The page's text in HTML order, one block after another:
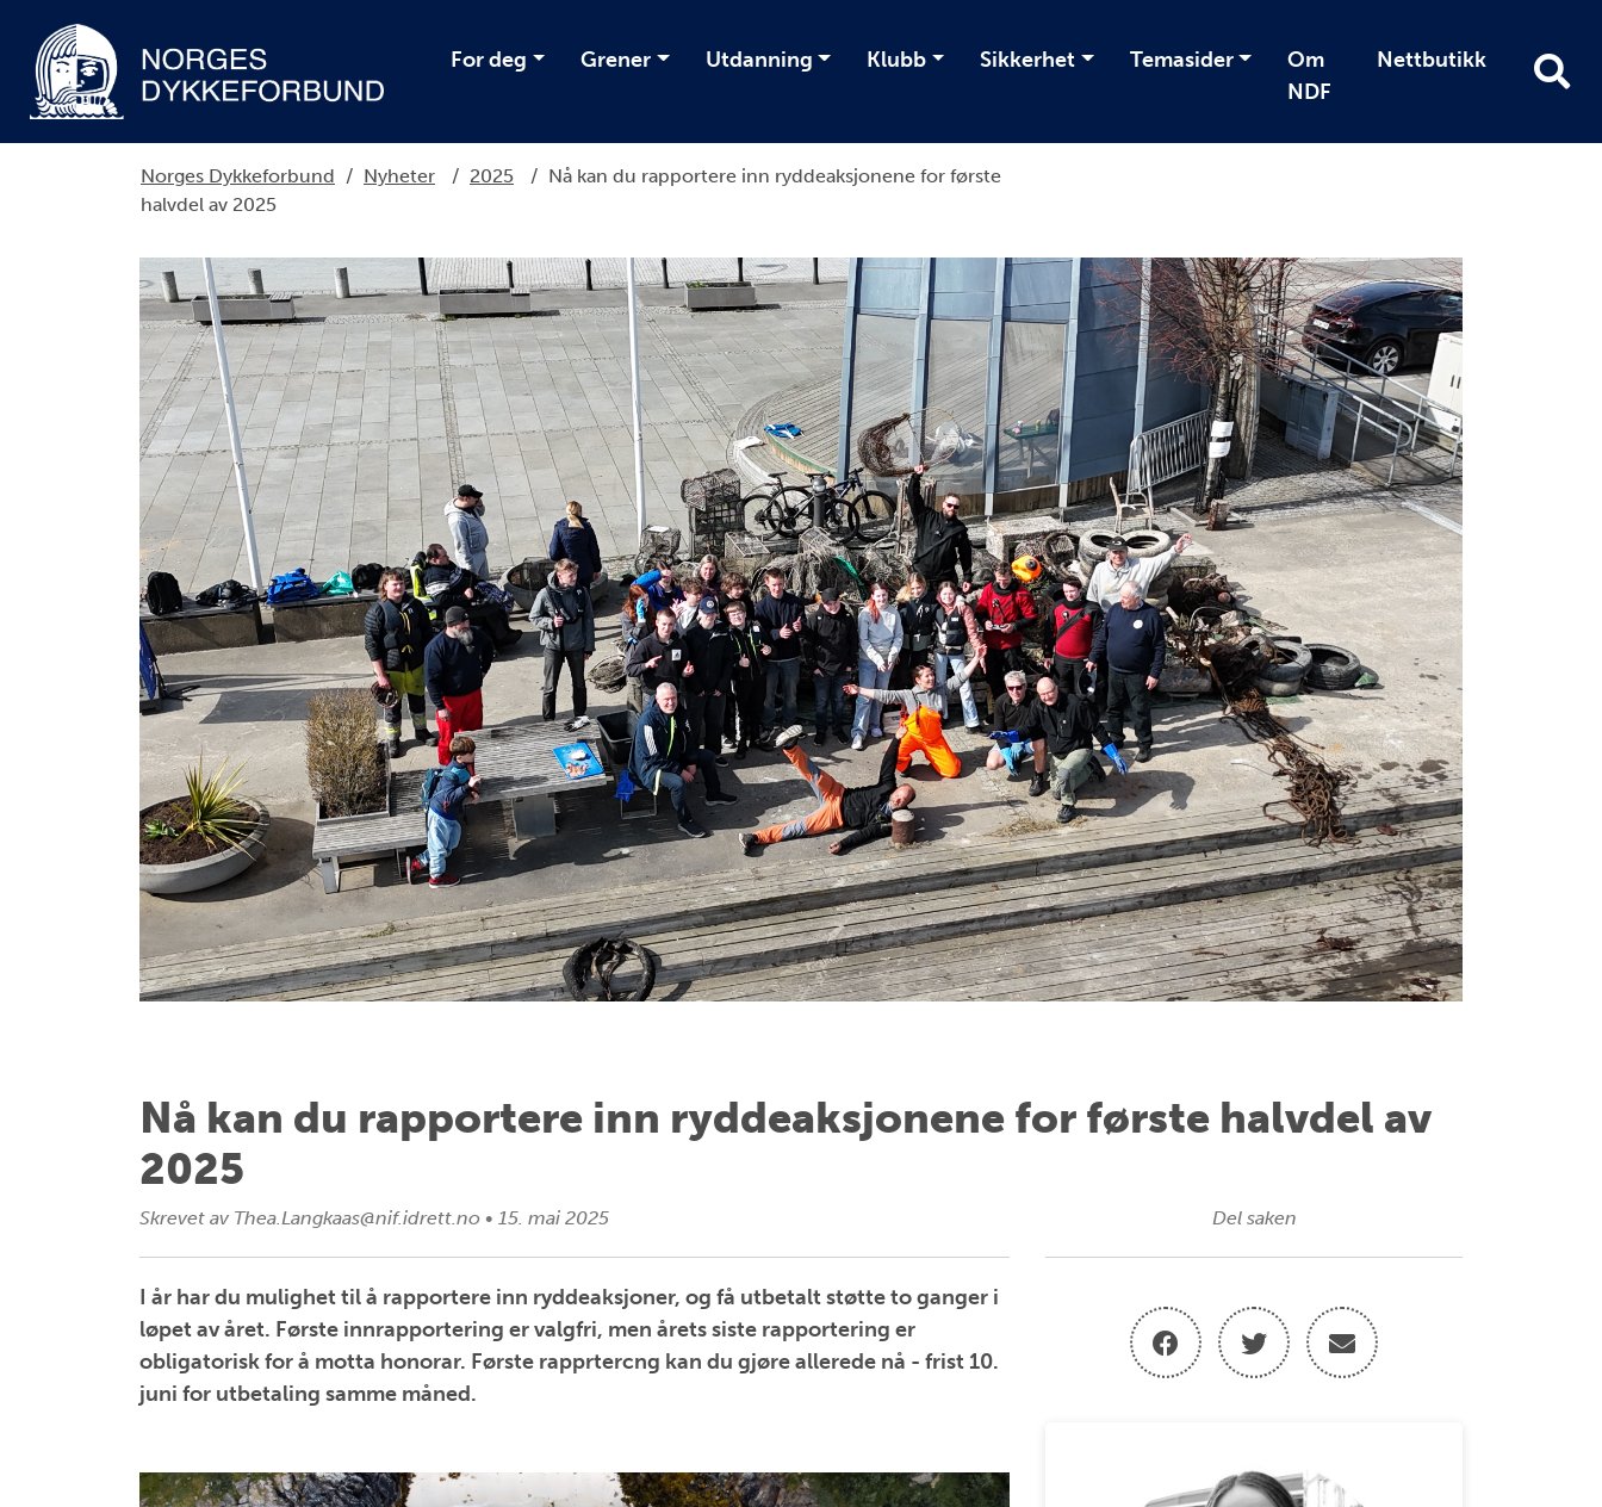
For deg Grener Utdanning Klubb Sikkerhet Temasider
Om
NDF
Nettbutikk
Norges Dykkeforbund / Nyheter / 2025 / Nå kan du rapportere inn ryddeaksjonene for første
halvdel av 2025
Nå kan du rapportere inn ryddeaksjonene for første halvdel av
2025
Skrevet av Thea.Langkaas@nif.idrett.no • 15. mai 2025
I år har du mulighet til å rapportere inn ryddeaksjoner, og få utbetalt støtte to ganger i
løpet av året. Første innrapportering er valgfri, men årets siste rapportering er
obligatorisk for å motta honorar. Første rapprtercng kan du gjøre allerede nå - frist 10.
juni for utbetaling samme måned.
Del saken